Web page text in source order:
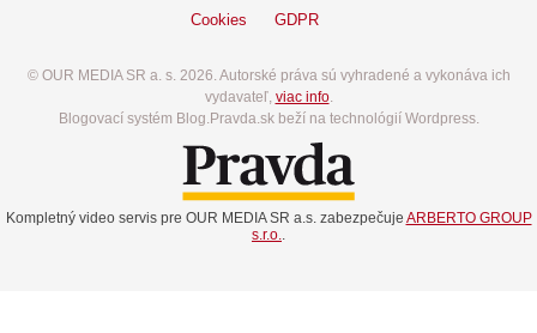
Cookies GDPR
© OUR MEDIA SR a. s. 2026. Autorské práva sú vyhradené a vykonáva ich
vydavateľ, viac info.
Blogovací systém Blog.Pravda.sk beží na technológií Wordpress.
Kompletný video servis pre OUR MEDIA SR a.s. zabezpečuje ARBERTO GROUP
s.r.o..